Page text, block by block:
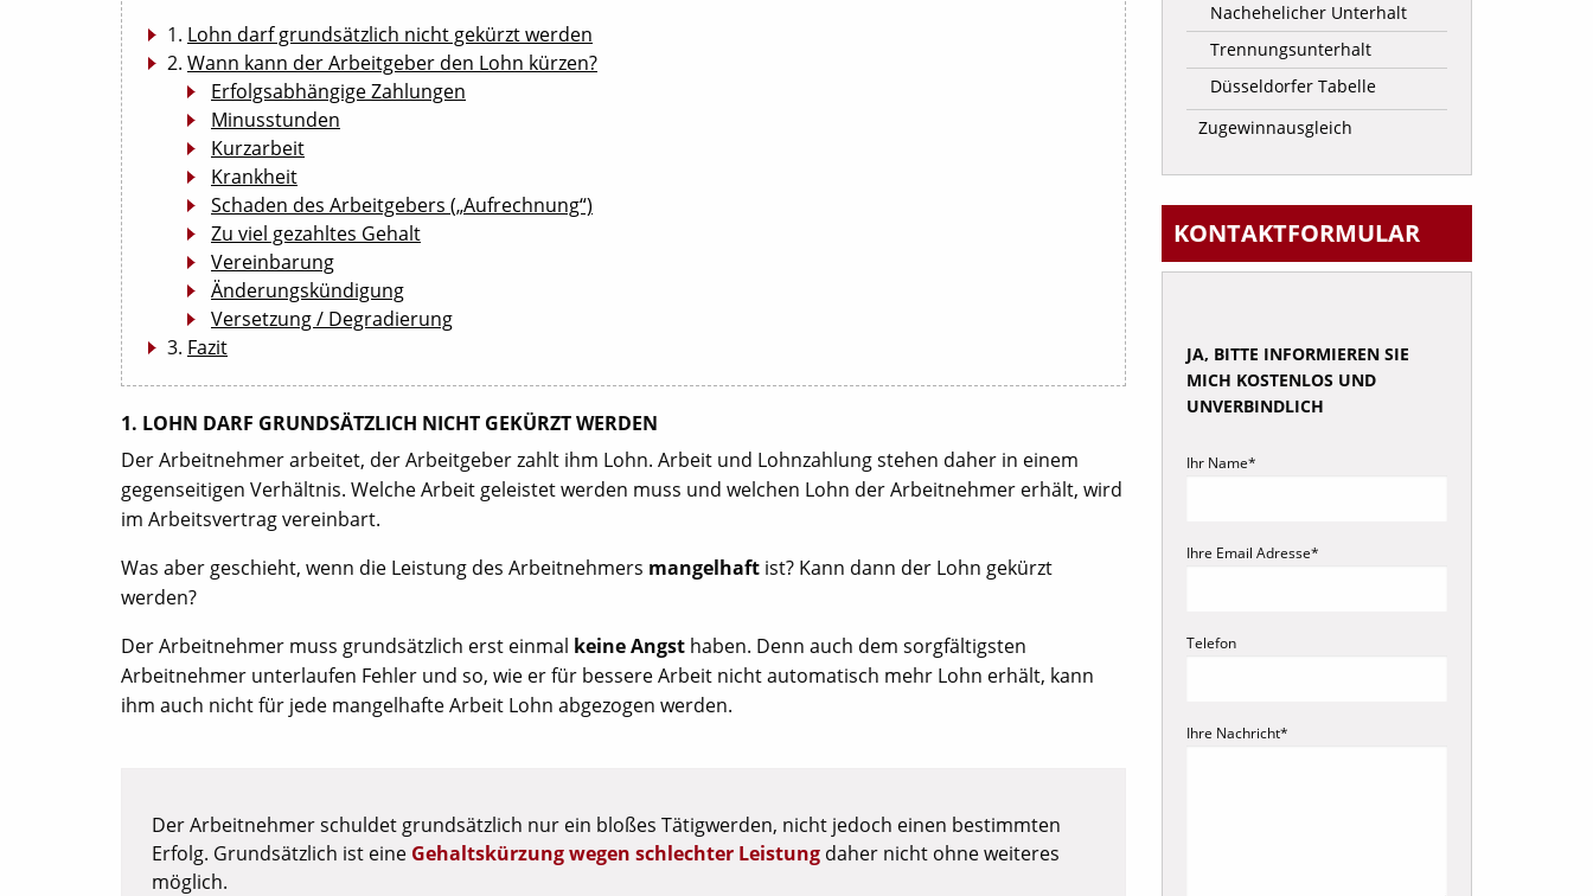
Lohn darf grundsätzlich nicht gekürzt werden
Wann kann der Arbeitgeber den Lohn kürzen?
Erfolgsabhängige Zahlungen
Minusstunden
Kurzarbeit
Krankheit
Schaden des Arbeitgebers („Aufrechnung“)
Zu viel gezahltes Gehalt
Vereinbarung
Änderungskündigung
Versetzung / Degradierung
Fazit
1. LOHN DARF GRUNDSÄTZLICH NICHT GEKÜRZT WERDEN
Der Arbeitnehmer arbeitet, der Arbeitgeber zahlt ihm Lohn. Arbeit und Lohnzahlung stehen daher in einem
gegenseitigen Verhältnis. Welche Arbeit geleistet werden muss und welchen Lohn der Arbeitnehmer erhält, wird
im Arbeitsvertrag vereinbart.
Was aber geschieht, wenn die Leistung des Arbeitnehmers mangelhaft ist? Kann dann der Lohn gekürzt
werden?
Der Arbeitnehmer muss grundsätzlich erst einmal keine Angst haben. Denn auch dem sorgfältigsten
Arbeitnehmer unterlaufen Fehler und so, wie er für bessere Arbeit nicht automatisch mehr Lohn erhält, kann
ihm auch nicht für jede mangelhafte Arbeit Lohn abgezogen werden.
Der Arbeitnehmer schuldet grundsätzlich nur ein bloßes Tätigwerden, nicht jedoch einen bestimmten
Erfolg. Grundsätzlich ist eine Gehaltskürzung wegen schlechter Leistung daher nicht ohne weiteres
möglich.
Nachehelicher Unterhalt
Trennungsunterhalt
Düsseldorfer Tabelle
Zugewinnausgleich
KONTAKTFORMULAR
JA, BITTE INFORMIEREN SIE
MICH KOSTENLOS UND
UNVERBINDLICH
Ihr Name*
Ihre Email Adresse*
Telefon
Ihre Nachricht*